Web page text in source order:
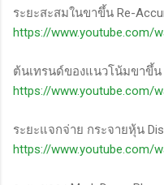
ระยะสะสมในขาขึ้น Re-
https://www.youtube.com/
ต้นเทรนด์ของแนวโน้มขาขึ้น
https://www.youtube.com/
ระยะแจกจ่าย กระจายหุ้น
https://www.youtube.com/